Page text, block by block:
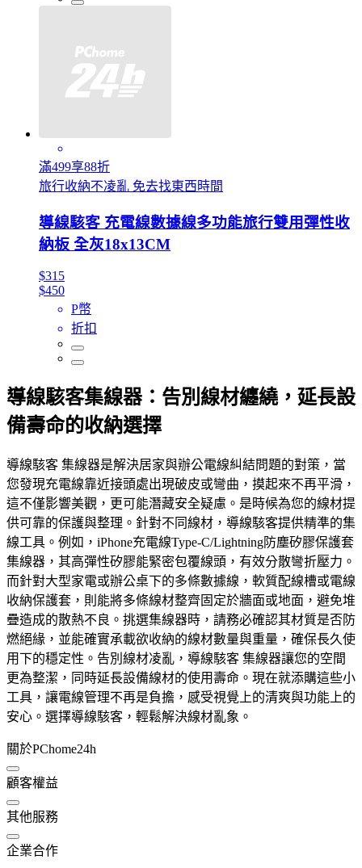
滿499享88折
旅行收納不凌亂 免去找東西時間
導線駭客 充電線數據線多功能旅行雙用彈性收
納板 全灰18x13CM
$315
$450
P幣
折扣
導線駭客集線器：告別線材纏繞，延長設
備壽命的收納選擇
導線駭客 集線器是解決居家與辦公電線糾結問題的對策，當
您發現充電線靠近接頭處出現破皮或彎曲，摸起來不再平滑，
這不僅影響美觀，更可能潛藏安全疑慮。是時候為您的線材提
供可靠的保護與整理。針對不同線材，導線駭客提供精準的集
線工具。例如，iPhone充電線Type-C/Lightning防塵矽膠保護套
集線器，其高彈性矽膠能緊密包覆線頭，有效分散彎折壓力。
而針對大型家電或辦公桌下的多條數據線，軟質配線槽或電線
收納保護套，則能將多條線材整齊固定於牆面或地面，避免堆
疊造成的散熱不良。挑選集線器時，請務必確認其材質是否防
燃絕緣，並能確實承載欲收納的線材數量與重量，確保長久使
用下的穩定性。告別線材凌亂，導線駭客 集線器讓您的空間
更為整潔，同時延長設備線材的使用壽命。現在就添購這些小
工具，讓電線管理不再是負擔，感受視覺上的清爽與功能上的
安心。選擇導線駭客，輕鬆解決線材亂象。
關於PChome24h
顧客權益
其他服務
企業合作